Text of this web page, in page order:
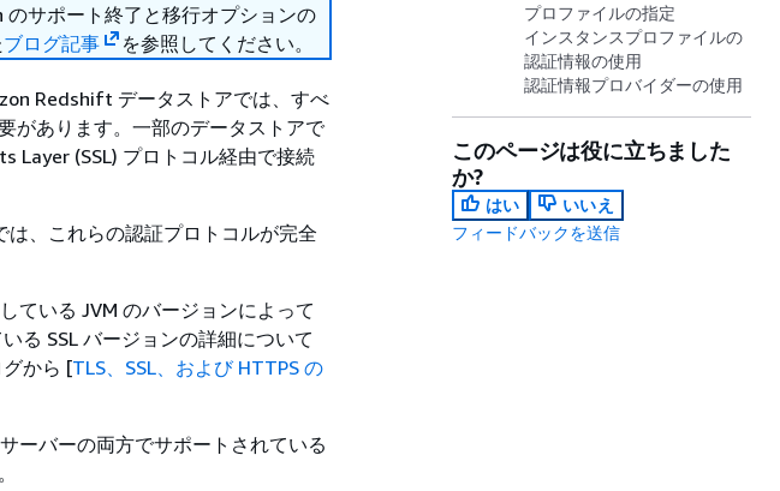
サポート終了と移行オプションの
ブログ記事 を参照してください。
Redshift データストアでは、すべ
があります。一部のデータストアで
Layer (SSL) プロトコル経由で接続
、これらの認証プロトコルが完全
ている JVM のバージョンによって
る SSL バージョンの詳細について
から [TLS、SSL、および HTTPS の
ーバーの両方でサポートされている
プロファイルの指定
インスタンスプロファイルの
認証情報の使用
認証情報プロバイダーの使用
このページは役に立ちました
か?
はい
いいえ
フィードバックを送信